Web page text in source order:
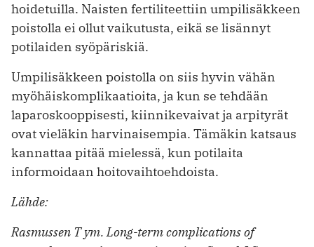
hoidetuilla. Naisten fertiliteettiin umpi­lisäkkeen
poistolla ei ollut vaikutusta, eikä se lisännyt
potilaiden syöpäriskiä.
Umpilisäkkeen poistolla on siis hyvin vähän
myöhäiskomplikaatioita, ja kun se tehdään
laparoskooppisesti, kiinnike­vaivat ja arpityrät
ovat vieläkin harvinaisempia. Tämäkin katsaus
kannattaa pitää mielessä, kun potilaita
informoidaan hoitovaihto­ehdoista.
Lähde:
Rasmussen T ym. Long-term complications of